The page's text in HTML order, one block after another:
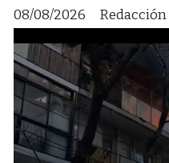
Redacción
08/08/2026